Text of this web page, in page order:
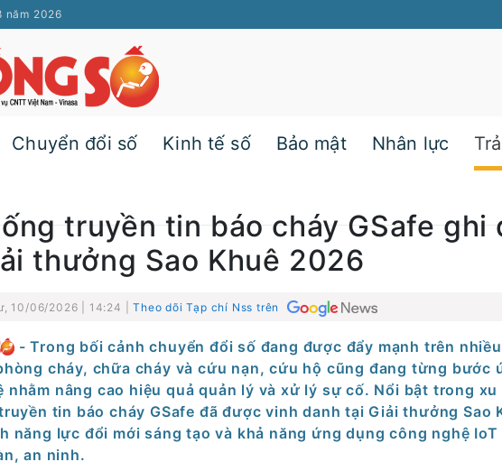
năm 2026
Chuyển đổi số Kinh tế số Bảo mật Nhân lực
truyền tin báo cháy GSafe ghi
thưởng Sao Khuê 2026
10/06/2026 | 14:24 |Theo dõi Tạp chí Nss trên
- Trong bối cảnh chuyển đổi số đang được đẩy mạnh trên
cháy, chữa cháy và cứu nạn, cứu hộ cũng đang từng bước
nhằm nâng cao hiệu quả quản lý và xử lý sự cố. Nổi bật trong xu
tin báo cháy GSafe đã được vinh danh tại Giải thưởng Sao
năng lực đổi mới sáng tạo và khả năng ứng dụng công nghệ
an ninh.